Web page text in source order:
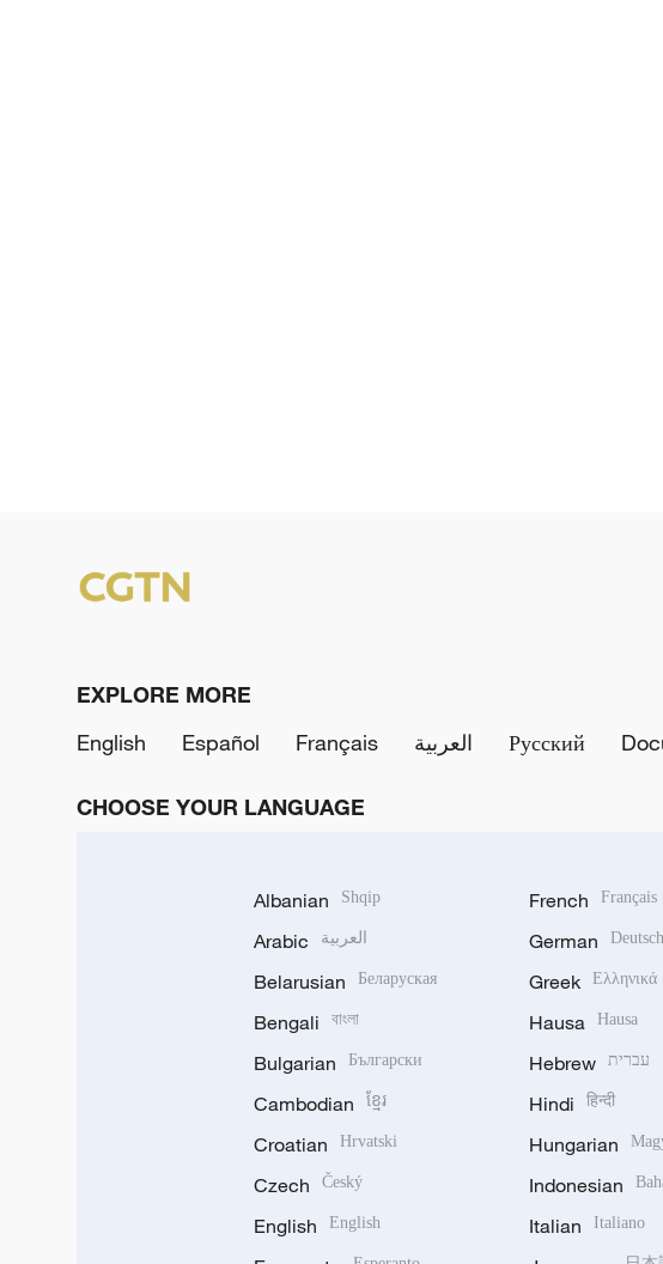
EXPLORE MORE
English
Español Français العربية Русский
CHOOSE YOUR LANGUAGE
Albanian Shqip
Arabic العربية
Belarusian Беларуская
Bengali বাংলা
Bulgarian Български
Cambodian ខ្មែរ
Croatian Hrvatski
Czech Český
English English
French Français
German Deutsch
Greek Ελληνικά
Hausa Hausa
Hebrew עברית
Hindi हिन्दी
Hungarian
Indonesian
Italian Italiano